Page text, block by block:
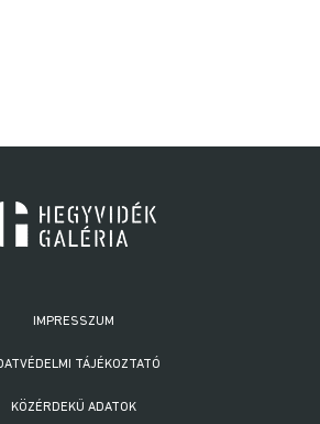
IMPRESSZUM
TÁJÉKOZTATÓ
KÖZÉRDEKŰ ADATOK